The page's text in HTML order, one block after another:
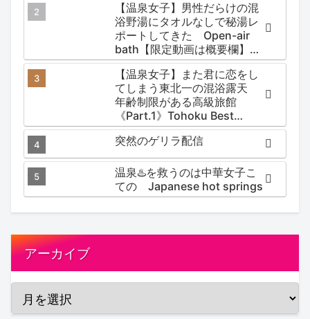
【温泉女子】男性だらけの混
浴野湯にタオルなしで秘湯レ
ポートしてきた Open-air
bath【限定動画は概要欄】尻
焼温泉郷 川の湯
【温泉女子】また君に恋をし
てしまう東北一の混浴露天
年齢制限がある高級旅館
《Part.1》Tohoku Best
Secret hotspring #japan
#koteno
突然のゲリラ配信
温泉♨️を救うのは中華女子こ
ての Japanese hot springs
アーカイブ